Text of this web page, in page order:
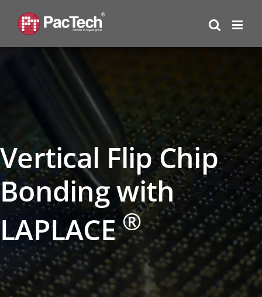
content
Vertical Flip Chip
Bonding with
LAPLACE®